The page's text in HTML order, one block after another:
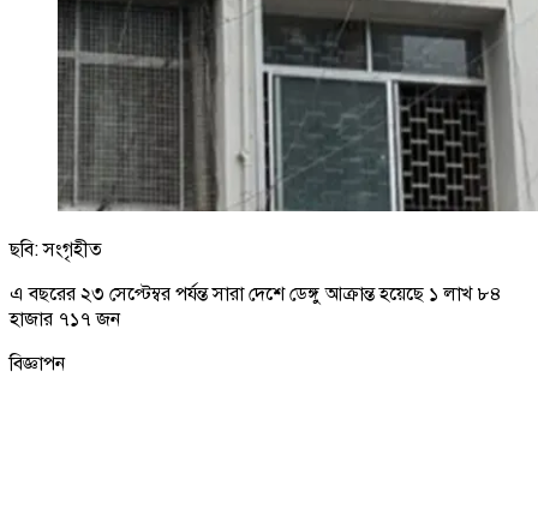
ছবি: সংগৃহীত
এ বছরের ২৩ সেপ্টেম্বর পর্যন্ত সারা দেশে ডেঙ্গু আক্রান্ত হয়েছে ১ লাখ ৮৪
হাজার ৭১৭ জন
বিজ্ঞাপন